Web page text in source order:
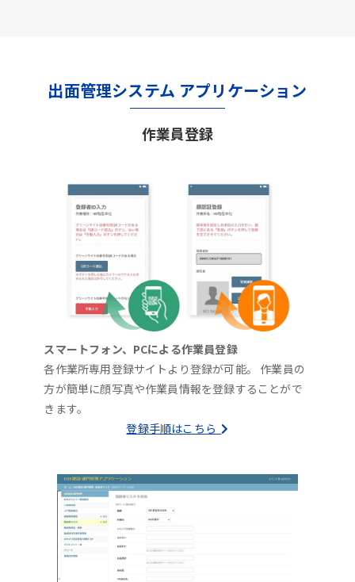
出面管理システム アプリケーション
作業員登録
スマートフォン、PCによる作業員登録
各作業所専用登録サイトより登録が可能。 作業員の
方が簡単に顔写真や作業員情報を登録することがで
きます。
登録手順はこちら